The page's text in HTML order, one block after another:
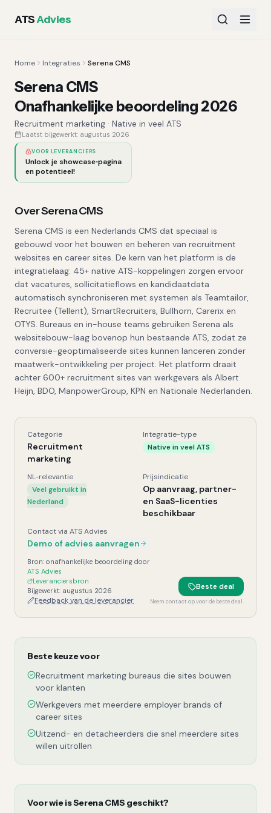
ATSAdvies
Home Integraties Serena CMS
Serena CMS
Onafhankelijke beoordeling 2026
Recruitment marketing · Native in veel ATS
Laatst bijgewerkt: augustus 2026
VOOR LEVERANCIERS
Unlock je showcase‑pagina
en potentieel!
OverSerena CMS
Serena CMS is een Nederlands CMS dat speciaal is
gebouwd voor het bouwen en beheren van recruitment
websites en career sites. De kern van het platform is de
integratielaag: 45+ native ATS-koppelingen zorgen ervoor
dat vacatures, sollicitatieflows en kandidaatdata
automatisch synchroniseren met systemen als Teamtailor,
Recruitee (Tellent), SmartRecruiters, Bullhorn, Carerix en
OTYS. Bureaus en in-house teams gebruiken Serena als
websitebouw-laag bovenop hun bestaande ATS, zodat ze
conversie-geoptimaliseerde sites kunnen lanceren zonder
maatwerk-ontwikkeling per project. Het platform draait
achter 600+ recruitment sites van werkgevers als Albert
Heijn, BDO, ManpowerGroup, KPN en Nationale Nederlanden.
Serena CMS , Kerngegevens
Categorie
Recruitment
marketing
Integratie-type
Native in veel ATS
NL-relevantie
Veel gebruikt in
Nederland
Prijsindicatie
Op aanvraag, partner-
en SaaS-licenties
beschikbaar
Contact via ATS Advies
Demo of advies aanvragen
Bron: onafhankelijke beoordeling door
ATS Advies
Leveranciersbron
Bijgewerkt: augustus 2026
Feedback van de leverancier
Beste deal
Neem contact op voor de beste deal.
Beste keuze voor
Recruitment marketing bureaus die sites bouwen
voor klanten
Werkgevers met meerdere employer brands of
career sites
Uitzend- en detacheerders die snel meerdere sites
willen uitrollen
Voor wie isSerena CMS geschikt?